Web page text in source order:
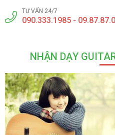
TƯ VẤN 24/7
090.333.1985 -
NHẬN DẠY